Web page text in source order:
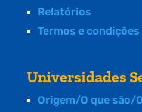
Relatórios
Termos e condições
Universidades
Origem/O que são/